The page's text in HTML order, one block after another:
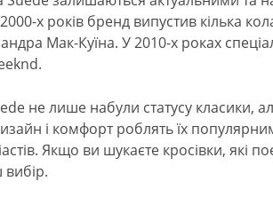
х років бренд випустив кілька
Мак-Куїна. У 2010-х роках
не лише набули статусу класики,
і комфорт роблять їх
Якщо ви шукаєте кросівки, які